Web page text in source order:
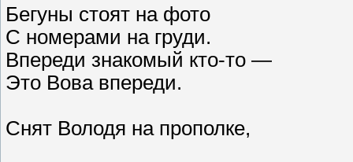
Бегуны стоят на фото
С номерами на груди.
Впереди знакомый кто-то —
Это Вова впереди.
Снят Володя на прополке,